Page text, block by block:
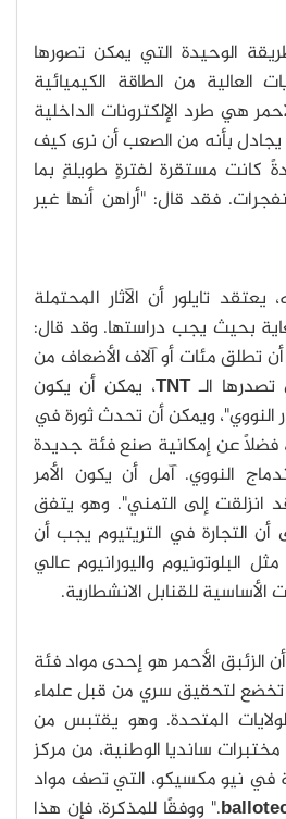
الوحيدة التي يمكن تصورها
العالية من الطاقة الكيميائية
هي طرد الإلكترونات الداخلية
يجادل بأنه من الصعب أن نرى كيف
كانت مستقرة لفترةٍ طويلةٍ بما
فقد قال: "أراهن أنها غير
تايلور أن الآثار المحتملة
بحيث يجب دراستها. وقد قال:
تطلق مئات أو آلاف الأضعاف من
تصدرها الـTNT، يمكن أن يكون
النووي"، ويمكن أن تحدث ثورة في
فضلًا عن إمكانية صنع فئة جديدة
النووي. آمل أن يكون الأمر
انزلقت إلى التمني". وهو يتفق
التجارة في التريتيوم يجب أن
البلوتونيوم واليورانيوم عالي
للقنابل الانشطارية.
الأحمر هو إحدى مواد فئة
تخضع لتحقيق سري من قبل علماء
المتحدة. وهو يقتبس من
سانديا الوطنية، من مركز
في نيو مكسيكو، التي تصف مواد
." ووفقًا للمذكرة، فإن هذا